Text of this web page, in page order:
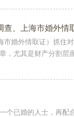
、上海市婚外情
婚外情取证）抓住
，尤其是财产分割层
个已婚的人士，再配